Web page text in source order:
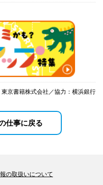
京書籍株式会社／協力：横浜銀行
仕事に戻る
の取扱いについて